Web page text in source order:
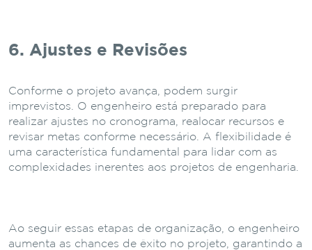
6. Ajustes e Revisões
Conforme o projeto avança, podem surgir
imprevistos. O engenheiro está preparado para
realizar ajustes no cronograma, realocar recursos e
revisar metas conforme necessário. A flexibilidade é
uma característica fundamental para lidar com as
complexidades inerentes aos projetos de engenharia.
Ao seguir essas etapas de organização, o engenheiro
aumenta as chances de êxito no projeto, garantindo a